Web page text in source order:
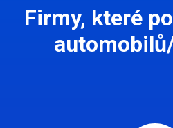
Firmy, které